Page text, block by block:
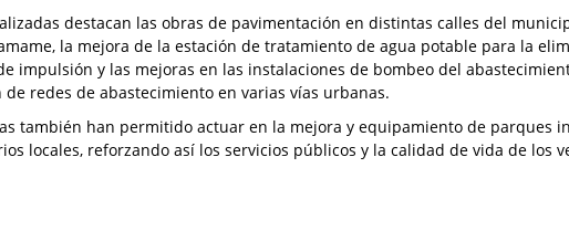
destacan las obras de pavimentación en distintas calles del
la mejora de la estación de tratamiento de agua potable para la
impulsión y las mejoras en las instalaciones de bombeo del
redes de abastecimiento en varias vías urbanas.
también han permitido actuar en la mejora y equipamiento de parques
locales, reforzando así los servicios públicos y la calidad de vida de los